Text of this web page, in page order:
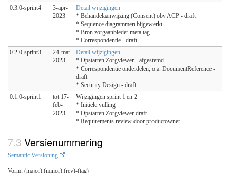
0.3.0-sprint4
3-apr-
2023
Detail wijzigingen
* Behandelaanwijzing (Consent) obv ACP - draft
* Sequence diagrammen bijgewerkt
* Bron zorgaanbieder meta tag
* Correspondentie - draft
0.2.0-sprint3
24-mar-
2023
Detail wijzigingen
* Opstarten Zorgviewer - afgestemd
* Correspondentie onderdelen, o.a. DocumentReference -
draft
* Security Design - draft
0.1.0-sprint1
tot 17-
feb-
2023
Wijzigingen sprint 1 en 2
* Initiele vulling
* Opstarten Zorgviewer draft
* Requirements review door productowner
Versienummering
Semantic Versioning
Vorm: (major).(minor).(rev)-(tag)